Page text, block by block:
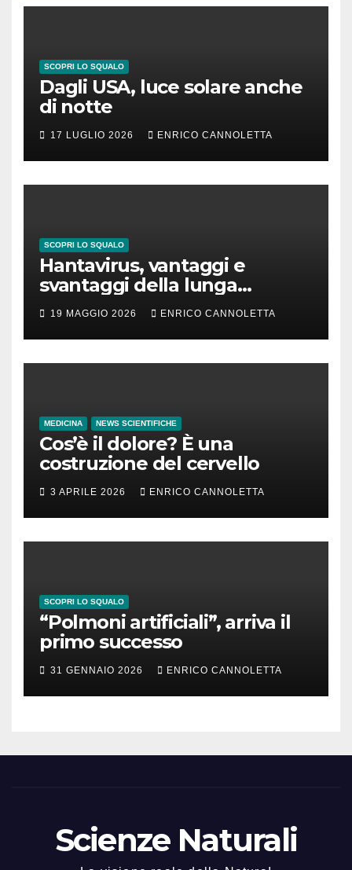
SCOPRI LO SQUALO
Dagli USA, luce solare anche
di notte
17 LUGLIO 2026 ENRICO CANNOLETTA
SCOPRI LO SQUALO
Hantavirus, vantaggi e
svantaggi della lunga
incubazione
19 MAGGIO 2026 ENRICO CANNOLETTA
MEDICINA NEWS SCIENTIFICHE
Cos’è il dolore? È una
costruzione del cervello
3 APRILE 2026 ENRICO CANNOLETTA
SCOPRI LO SQUALO
“Polmoni artificiali”, arriva il
primo successo
31 GENNAIO 2026 ENRICO CANNOLETTA
Scienze Naturali